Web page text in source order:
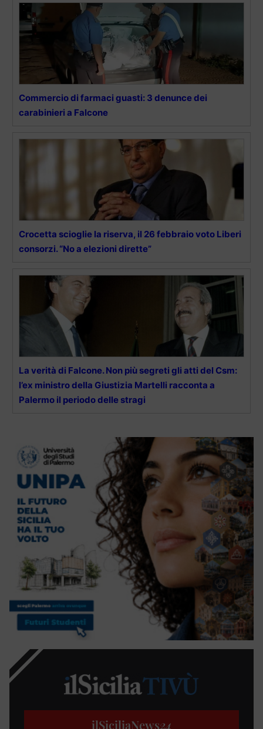
Commercio di farmaci guasti: 3 denunce dei
carabinieri a Falcone
Crocetta scioglie la riserva, il 26 febbraio voto Liberi
consorzi. “No a elezioni dirette”
La verità di Falcone. Non più segreti gli atti del Csm:
l’ex ministro della Giustizia Martelli racconta a
Palermo il periodo delle stragi
ilSiciliaNews24